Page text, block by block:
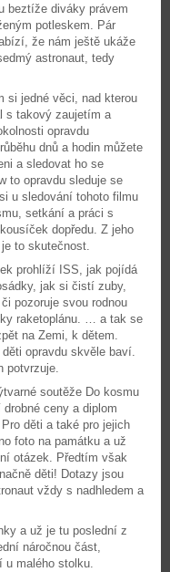
beztíže diváky právem
potleskem. Pár
že nám ještě ukáže
astronaut, tedy
si jedné věci, nad kterou
s takový zaujetím a
opravdu
dnů a hodin můžete
a sledovat ho se
to opravdu sleduje se
u sledování tohoto filmu
setkání a práci s
dopředu. Z jeho
to skutečnost.
prohlíží ISS, jak pojídá
jak si čistí zuby,
pozoruje svou rodnou
raketoplánu. … a tak se
na Zemi, k dětem.
opravdu skvěle baví.
potvrzuje.
soutěže Do kosmu
ceny a diplom
děti a také pro jejich
foto na památku a už
otázek. Předtím však
děti! Dotazy jsou
vždy s nadhledem a
a už je tu poslední z
náročnou část,
u malého stolku.